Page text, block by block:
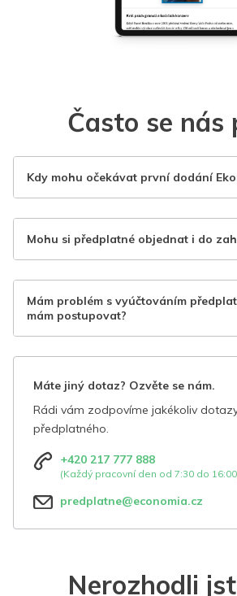
Často se nás
Kdy mohu očekávat první dodání
Mohu si předplatné objednat i do
Mám problém s vyúčtováním
mám postupovat?
Máte jiný dotaz? Ozvěte se nám.
Rádi vám zodpovíme jakékoliv
předplatného.
+420 217 777 888
(Každý pracovní den od 7:30 do
predplatne@economia.cz
Nerozhodli